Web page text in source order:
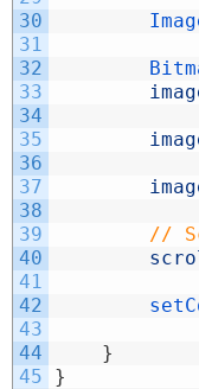
30
31
32
33
34
35
36
37
38
39
40
41
42
43
44
45
//
}
}